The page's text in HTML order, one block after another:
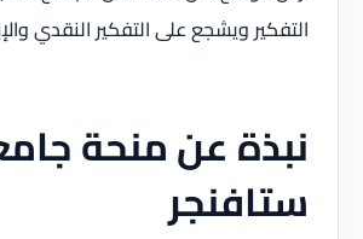
التفكير ويشجع على التفكير النقدي
نبذة عن منحة
ستافنجر